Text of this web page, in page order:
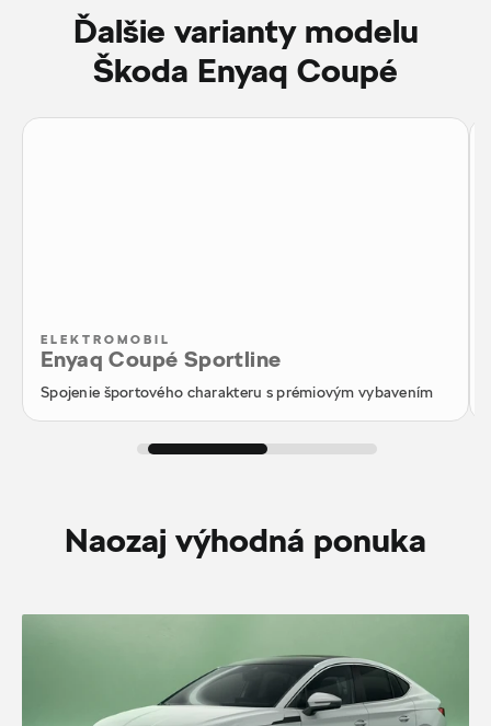
Ďalšie varianty modelu
Škoda Enyaq Coupé
ELEKTROMOBIL
Enyaq Coupé Sportline
Spojenie športového charakteru s prémiovým vybavením
Naozaj výhodná ponuka